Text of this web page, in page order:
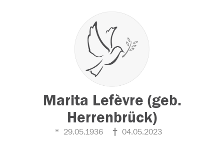
Marita Lefèvre (geb.
Herrenbrück)
29.05.1936
04.05.2023